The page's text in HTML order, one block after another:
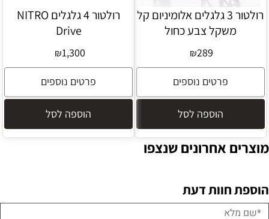
רולטור 3 גלגלים אלומיניום קל
משקל צבע כחול
₪289
פרטים נוספים
הוספה לסל
רולטור 4 גלגלים NITRO
Drive
₪1,300
פרטים נוספים
הוספה לסל
מוצרים אחרונים שנצפו
הוספת חוות דעת